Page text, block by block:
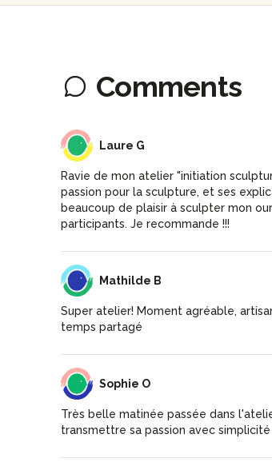
Comments
LG Laure G
Ravie de mon atelier "initiation
passion pour la sculpture, et ses
beaucoup de plaisir à sculpter mon
participants. Je recommande !!!
MB Mathilde B
Super atelier! Moment agréable,
temps partagé
SO Sophie O
Très belle matinée passée dans
transmettre sa passion avec